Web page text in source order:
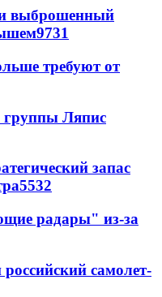
выброшенный
9731
требуют от
группы Ляпис
запас
5532
радары" из-за
самолет-